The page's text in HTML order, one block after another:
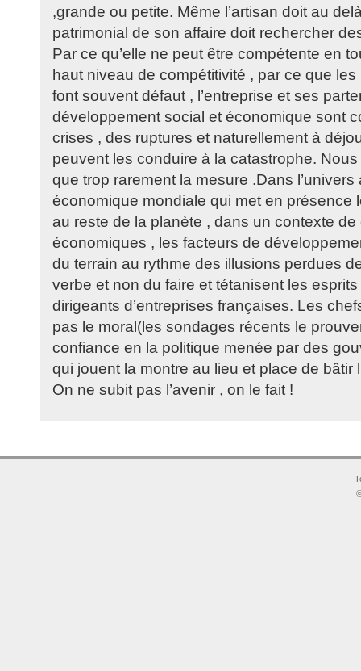
,grande ou petite. Même l’artisan doit au
patrimonial de son affaire doit rechercher
Par ce qu’elle ne peut être compétente en
haut niveau de compétitivité , par ce que
font souvent défaut , l’entreprise et ses
développement social et économique sont
crises , des ruptures et naturellement à
peuvent les conduire à la catastrophe. Nous
que trop rarement la mesure .Dans
économique mondiale qui met en présence
au reste de la planète , dans un contexte
économiques , les facteurs de
du terrain au rythme des illusions perdues
verbe et non du faire et tétanisent les
dirigeants d’entreprises françaises. Les
pas le moral(les sondages récents le
confiance en la politique menée par des
qui jouent la montre au lieu et place de bâtir
On ne subit pas l’avenir , on le fait !